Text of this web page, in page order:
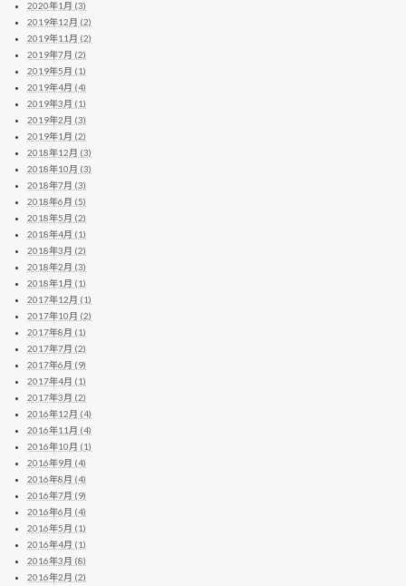
2020年1月 (3)
2019年12月 (2)
2019年11月 (2)
2019年7月 (2)
2019年5月 (1)
2019年4月 (4)
2019年3月 (1)
2019年2月 (3)
2019年1月 (2)
2018年12月 (3)
2018年10月 (3)
2018年7月 (3)
2018年6月 (5)
2018年5月 (2)
2018年4月 (1)
2018年3月 (2)
2018年2月 (3)
2018年1月 (1)
2017年12月 (1)
2017年10月 (2)
2017年8月 (1)
2017年7月 (2)
2017年6月 (9)
2017年4月 (1)
2017年3月 (2)
2016年12月 (4)
2016年11月 (4)
2016年10月 (1)
2016年9月 (4)
2016年8月 (4)
2016年7月 (9)
2016年6月 (4)
2016年5月 (1)
2016年4月 (1)
2016年3月 (8)
2016年2月 (2)